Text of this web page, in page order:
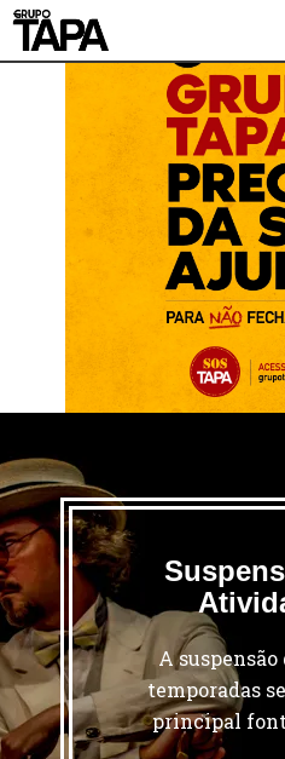
A suspensão
temporadas
principal